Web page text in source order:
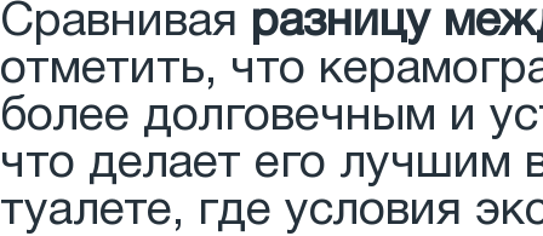
Сравнивая разницу
отметить, что
более долговечным и
что делает его лучшим
туалете, где условия